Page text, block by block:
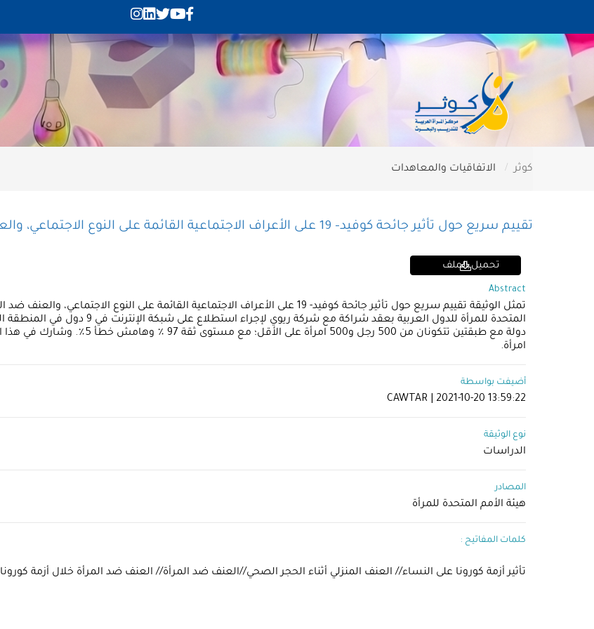
كوثر الاتفاقيات والمعاهدات
تقييم سريع حول تأثير جائحة كوفيد- 19 على الأعراف الاجتماعية القائمة على النوع الاجتماعي، والعنف ضد المرأة
تحميل الملف
Abstract
امرأة.
أضيفت بواسطة
CAWTAR | 2021-10-20 13:59:22
نوع الوثيقة
الدراسات
المصادر
هيئة الأمم المتحدة للمرأة
كلمات المفاتيح :
تأثير أزمة كورونا على النساء// العنف المنزلي أثناء الحجر الصحي//العنف ضد المرأة// العنف ضد المرأة خلال أزمة كورونا